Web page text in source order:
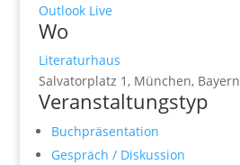
Outlook Live
Wo
Literaturhaus
Salvatorplatz 1, München, Bayern
Veranstaltungstyp
Buchpräsentation
Gespräch / Diskussion